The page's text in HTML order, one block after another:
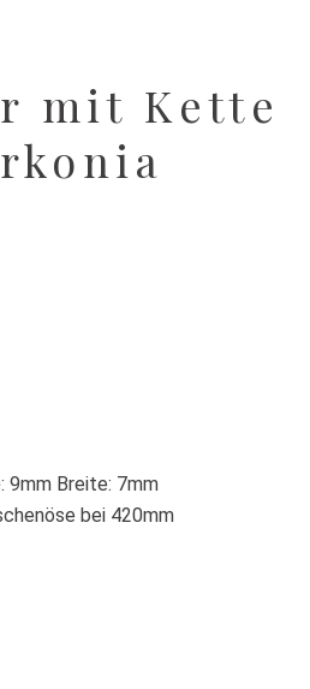
mit Kette
9mm Breite: 7mm
bei 420mm